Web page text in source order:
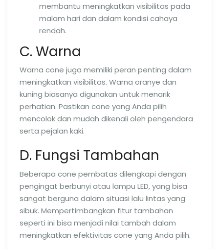
membantu meningkatkan visibilitas pada
malam hari dan dalam kondisi cahaya
rendah.
C. Warna
Warna cone juga memiliki peran penting dalam
meningkatkan visibilitas. Warna oranye dan
kuning biasanya digunakan untuk menarik
perhatian. Pastikan cone yang Anda pilih
mencolok dan mudah dikenali oleh pengendara
serta pejalan kaki.
D. Fungsi Tambahan
Beberapa cone pembatas dilengkapi dengan
pengingat berbunyi atau lampu LED, yang bisa
sangat berguna dalam situasi lalu lintas yang
sibuk. Mempertimbangkan fitur tambahan
seperti ini bisa menjadi nilai tambah dalam
meningkatkan efektivitas cone yang Anda pilih.